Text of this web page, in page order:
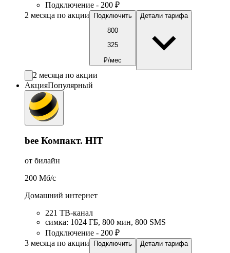
Подключение - 200 ₽
2 месяца по акции
Подключить
800
325
₽/мес
Детали тарифа
2 месяца по акции
АкцияПопулярный
bee Компакт. HIT
от билайн
200 Мб/c
Домашний интернет
221 ТB-канал
симка: 1024 ГБ, 800 мин, 800 SMS
Подключение - 200 ₽
3 месяца по акции
Подключить
Детали тарифа